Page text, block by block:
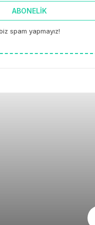
ABONELIK
spam yapmayız!